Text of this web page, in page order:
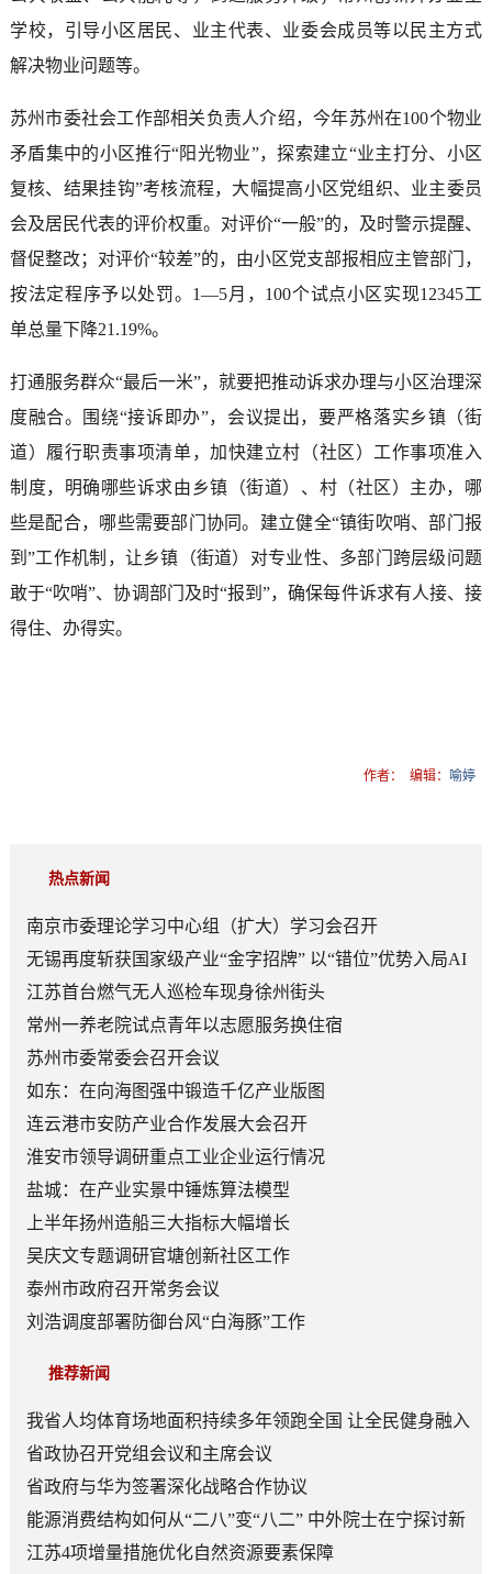
学校，引导小区居民、业主代表、业委会成员等以民主方式
解决物业问题等。
苏州市委社会工作部相关负责人介绍，今年苏州在100个物业
矛盾集中的小区推行“阳光物业”，探索建立“业主打分、小区
复核、结果挂钩”考核流程，大幅提高小区党组织、业主委员
会及居民代表的评价权重。对评价“一般”的，及时警示提醒、
督促整改；对评价“较差”的，由小区党支部报相应主管部门，
按法定程序予以处罚。1—5月，100个试点小区实现12345工
单总量下降21.19%。
打通服务群众“最后一米”，就要把推动诉求办理与小区治理深
度融合。围绕“接诉即办”，会议提出，要严格落实乡镇（街
道）履行职责事项清单，加快建立村（社区）工作事项准入
制度，明确哪些诉求由乡镇（街道）、村（社区）主办，哪
些是配合，哪些需要部门协同。建立健全“镇街吹哨、部门报
到”工作机制，让乡镇（街道）对专业性、多部门跨层级问题
敢于“吹哨”、协调部门及时“报到”，确保每件诉求有人接、接
得住、办得实。
作者： 编辑： 喻婷
热点新闻
南京市委理论学习中心组（扩大）学习会召开
无锡再度斩获国家级产业“金字招牌” 以“错位”优势入局AI
顶层赛道
江苏首台燃气无人巡检车现身徐州街头
常州一养老院试点青年以志愿服务换住宿
苏州市委常委会召开会议
如东：在向海图强中锻造千亿产业版图
连云港市安防产业合作发展大会召开
淮安市领导调研重点工业企业运行情况
盐城：在产业实景中锤炼算法模型
上半年扬州造船三大指标大幅增长
吴庆文专题调研官塘创新社区工作
泰州市政府召开常务会议
刘浩调度部署防御台风“白海豚”工作
推荐新闻
我省人均体育场地面积持续多年领跑全国 让全民健身融入
日常成为风尚
省政协召开党组会议和主席会议
省政府与华为签署深化战略合作协议
能源消费结构如何从“二八”变“八二” 中外院士在宁探讨新
型能源体系建设
江苏4项增量措施优化自然资源要素保障